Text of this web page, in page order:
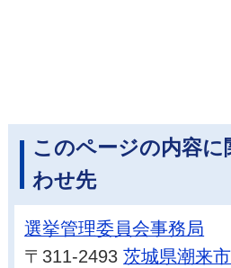
このページの内容
わせ先
選挙管理委員会事務局
〒311-2493茨城県潮来